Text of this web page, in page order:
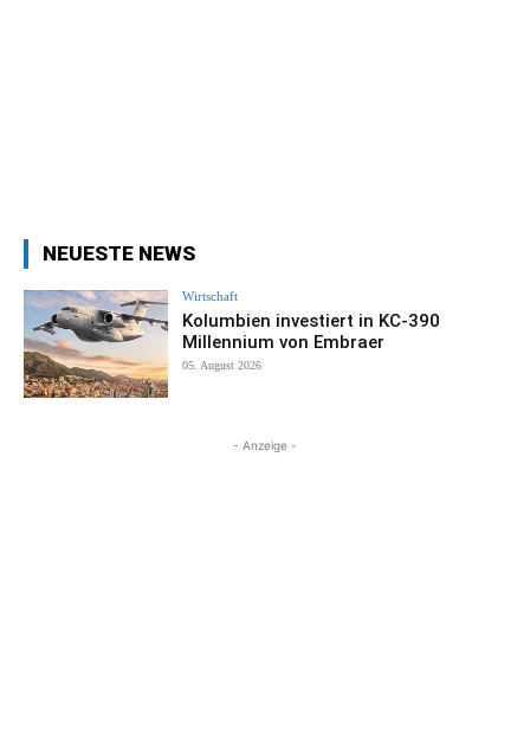
NEUESTE NEWS
Wirtschaft
Kolumbien investiert in KC-390
Millennium von Embraer
05. August 2026
- Anzeige -